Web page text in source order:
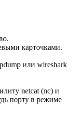
карточками.
или wireshark
netcat (nc) и
порту в режиме